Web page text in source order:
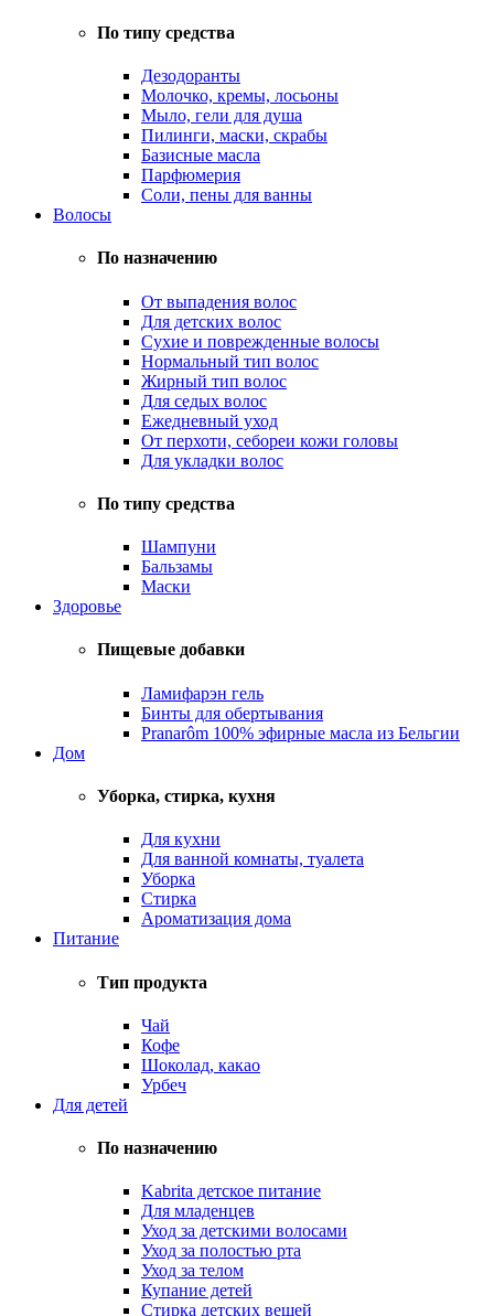
По типу средства
Дезодоранты
Молочко, кремы, лосьоны
Мыло, гели для душа
Пилинги, маски, скрабы
Базисные масла
Парфюмерия
Соли, пены для ванны
Волосы
По назначению
От выпадения волос
Для детских волос
Сухие и поврежденные волосы
Нормальный тип волос
Жирный тип волос
Для седых волос
Ежедневный уход
От перхоти, себореи кожи головы
Для укладки волос
По типу средства
Шампуни
Бальзамы
Маски
Здоровье
Пищевые добавки
Ламифарэн гель
Бинты для обертывания
Pranarôm 100% эфирные масла из Бельгии
Дом
Уборка, стирка, кухня
Для кухни
Для ванной комнаты, туалета
Уборка
Стирка
Ароматизация дома
Питание
Тип продукта
Чай
Кофе
Шоколад, какао
Урбеч
Для детей
По назначению
Kabrita детское питание
Для младенцев
Уход за детскими волосами
Уход за полостью рта
Уход за телом
Купание детей
Стирка детских вещей